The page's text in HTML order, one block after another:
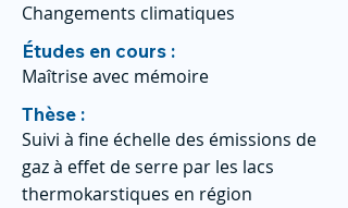
Changements climatiques
Études en cours :
Maîtrise avec mémoire
Thèse :
Suivi à fine échelle des émissions de
gaz à effet de serre par les lacs
thermokarstiques en région